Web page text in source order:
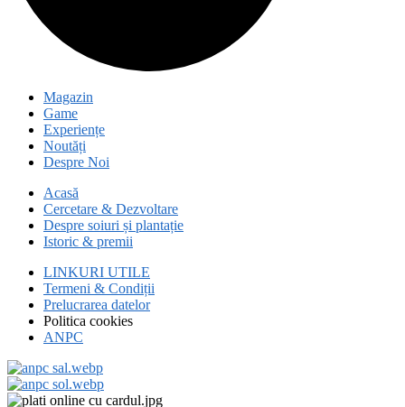
Magazin
Game
Experiențe
Noutăți
Despre Noi
Acasă
Cercetare & Dezvoltare
Despre soiuri și plantație
Istoric & premii
LINKURI UTILE
Termeni & Condiții
Prelucrarea datelor
Politica cookies
ANPC